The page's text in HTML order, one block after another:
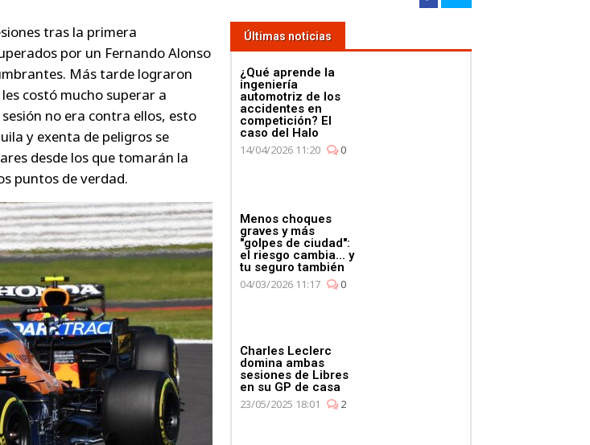
tras la primera
por un Fernando Alonso
Más tarde lograron
costó mucho superar a
no era contra ellos, esto
y exenta de peligros se
desde los que tomarán la
puntos de verdad.
Últimas noticias
¿Qué aprende la
ingeniería
automotriz de los
accidentes en
competición? El
caso del Halo
14/04/2026 11:20
0
Menos choques
graves y más
"golpes de ciudad":
el riesgo cambia... y
tu seguro también
04/03/2026 11:17
0
Charles Leclerc
domina ambas
sesiones de Libres
en su GP de casa
23/05/2025 18:01
2